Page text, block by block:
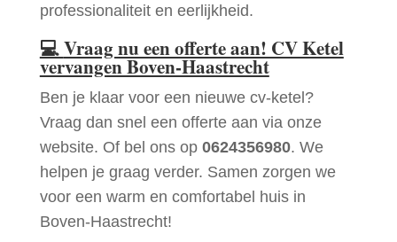
professionaliteit en eerlijkheid.
💻Vraag nu een offerte aan! CV Ketel
vervangen Boven-Haastrecht
Ben je klaar voor een nieuwe cv-ketel?
Vraag dan snel een offerte aan via onze
website. Of bel ons op 0624356980. We
helpen je graag verder. Samen zorgen we
voor een warm en comfortabel huis in
Boven-Haastrecht!